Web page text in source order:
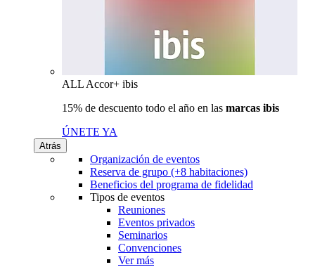
ALL Accor+ ibis
15% de descuento todo el año en las marcas ibis
ÚNETE YA
Atrás
Organización de eventos
Reserva de grupo (+8 habitaciones)
Beneficios del programa de fidelidad
Tipos de eventos
Reuniones
Eventos privados
Seminarios
Convenciones
Ver más